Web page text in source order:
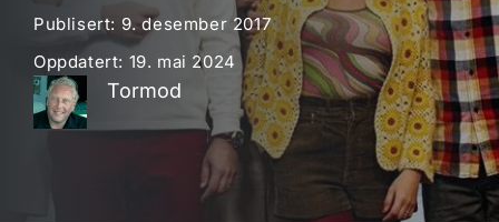
Publisert: 9. desember 2017
Oppdatert: 19. mai 2024
Tormod